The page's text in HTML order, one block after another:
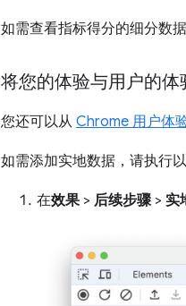
如需查看指标得分的细分数
将您的体验与用户的体
您还可以从 Chrome 用户体
如需添加实地数据，请执行
在效果 > 后续步骤> 实